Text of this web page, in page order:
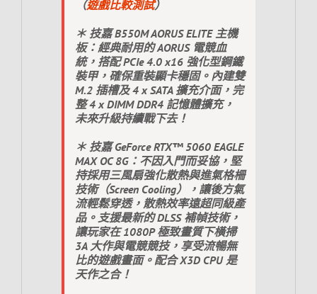
（遊戲比較測試）
＊ 技嘉 B550M AORUS ELITE 主機
板：經典耐用的 AORUS 電競血
統，搭配 PCIe 4.0 x16 強化型鋼鐵
裝甲，確保重裝顯卡穩固。內建雙
M.2 插槽及 4 x SATA 擴充介面，完
整 4 x DIMM DDR4 記憶體擴充，
未來升級持續戰下去！
＊ 技嘉 GeForce RTX™ 5060 EAGLE
MAX OC 8G：不因入門而妥協，堅
持採用三風扇強化散熱與進氣格柵
技術（Screen Cooling），讓後方氣
流輕鬆穿透，散熱效率遠超同級產
品。支援最新的 DLSS 補幀技術，
讓玩家在 1080P 極致畫質下橫掃
3A 大作與電競競技，享受流暢無
比的遊戲畫面。配合 X3D CPU 是
天作之合！